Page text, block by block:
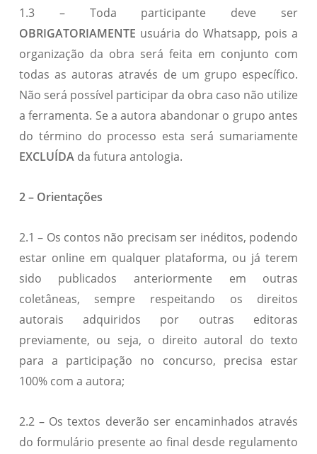
1.3 – Toda participante deve ser
OBRIGATORIAMENTE usuária do Whatsapp, pois a
organização da obra será feita em conjunto com
todas as autoras através de um grupo específico.
Não será possível participar da obra caso não utilize
a ferramenta. Se a autora abandonar o grupo antes
do término do processo esta será sumariamente
EXCLUÍDAda futura antologia.
2 – Orientações
2.1 – Os contos não precisam ser inéditos, podendo
estar online em qualquer plataforma, ou já terem
sido publicados anteriormente em outras
coletâneas, sempre respeitando os direitos
autorais adquiridos por outras editoras
previamente, ou seja, o direito autoral do texto
para a participação no concurso, precisa estar
100% com a autora;
2.2 – Os textos deverão ser encaminhados através
do formulário presente ao final desde regulamento